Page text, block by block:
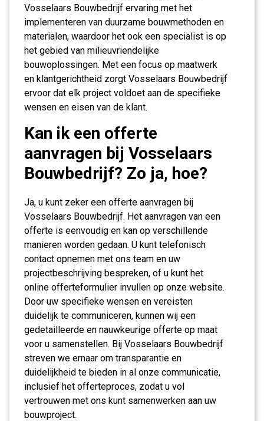
Vosselaars Bouwbedrijf ervaring met het
implementeren van duurzame bouwmethoden en
materialen, waardoor het ook een specialist is op
het gebied van milieuvriendelijke
bouwoplossingen. Met een focus op maatwerk
en klantgerichtheid zorgt Vosselaars Bouwbedrijf
ervoor dat elk project voldoet aan de specifieke
wensen en eisen van de klant.
Kan ik een offerte
aanvragen bij Vosselaars
Bouwbedrijf? Zo ja, hoe?
Ja, u kunt zeker een offerte aanvragen bij
Vosselaars Bouwbedrijf. Het aanvragen van een
offerte is eenvoudig en kan op verschillende
manieren worden gedaan. U kunt telefonisch
contact opnemen met ons team en uw
projectbeschrijving bespreken, of u kunt het
online offerteformulier invullen op onze website.
Door uw specifieke wensen en vereisten
duidelijk te communiceren, kunnen wij een
gedetailleerde en nauwkeurige offerte op maat
voor u samenstellen. Bij Vosselaars Bouwbedrijf
streven we ernaar om transparantie en
duidelijkheid te bieden in al onze communicatie,
inclusief het offerteproces, zodat u vol
vertrouwen met ons kunt samenwerken aan uw
bouwproject.